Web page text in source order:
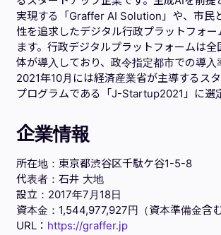
実現する「Graffer AI Solution」や、市民
性を追求したデジタル行政プラットフォー
ます。行政デジタルプラットフォームは
体が導入しており、政令指定都市での導入
2021年10月には経済産業省が主導するス
プログラムである「J-Startup2021」に選
企業情報
所在地：東京都渋谷区千駄ケ谷1-5-8
代表者：石井 大地
設立：2017年7月18日
資本金：1,544,977,927円（資本準備金含む
URL： https://graffer.jp